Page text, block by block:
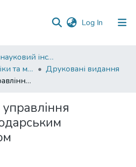
Log In (current)
Навчально-науковий інститут економіки, управління, права та інформаційних технологій
Кафедра економіки та міжнародних економічних відносин
Друковані видання
Антикризове управління сільськогосподарським підприємством